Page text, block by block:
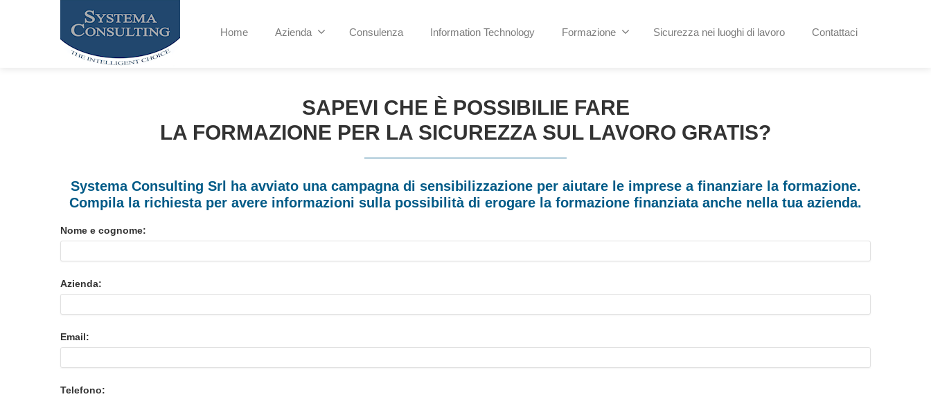
Home Azienda Consulenza Information Technology Formazione Sicurezza nei luoghi di lavoro Contattaci
SAPEVI CHE È POSSIBILIE FARE
LA FORMAZIONE PER LA SICUREZZA SUL LAVORO GRATIS?
Systema Consulting Srl ha avviato una campagna di sensibilizzazione per aiutare le imprese a finanziare la formazione.
Compila la richiesta per avere informazioni sulla possibilità di erogare la formazione finanziata anche nella tua azienda.
Nome e cognome:
Azienda:
Email:
Telefono: